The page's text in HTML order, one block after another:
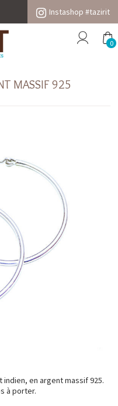
Instashop #tazirit
0
MASSIF 925
en argent massif 925.
à porter.